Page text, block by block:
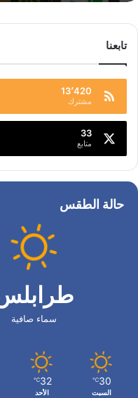
تابعنا
13٬420
مشترك
33
متابع
حالة الطقس
سماء صافية
30
℃
السبت
32
℃
الأحد